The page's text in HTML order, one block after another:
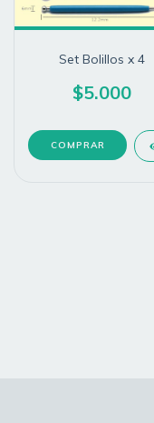
Set Bolillos x 4
$5.000